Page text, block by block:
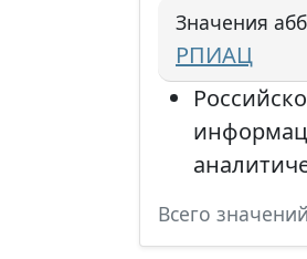
Значения
РПИАЦ
Всего